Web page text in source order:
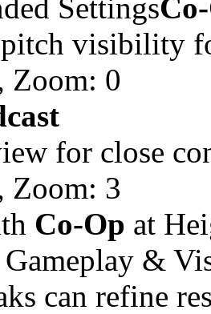
Settings
visibility
Zoom: 0
for close
Zoom: 3
Co-Op at
&
can refine